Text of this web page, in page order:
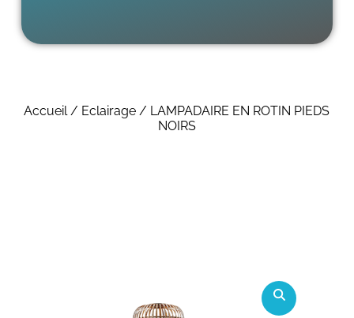
Accueil/ Eclairage / LAMPADAIRE EN ROTIN PIEDS
NOIRS